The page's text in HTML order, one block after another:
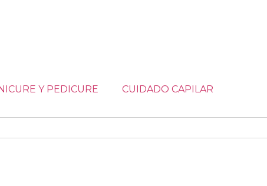
Y PEDICURE CUIDADO CAPILAR